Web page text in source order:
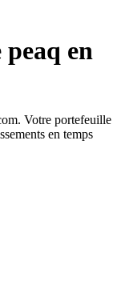
en
Votre portefeuille
en temps